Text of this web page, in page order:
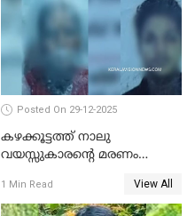
Posted On 29-12-2025
കഴക്കൂട്ടത്ത് നാലു
വയസ്സുകാരന്റെ മരണം
സുഹൃത്തും പൊലീസ്
കസ്റ്റഡിയിൽ
1 Min Read View All